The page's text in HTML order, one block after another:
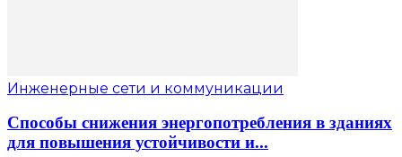
Инженерные сети и коммуникации
Способы снижения энергопотребления в зданиях
для повышения устойчивости и...